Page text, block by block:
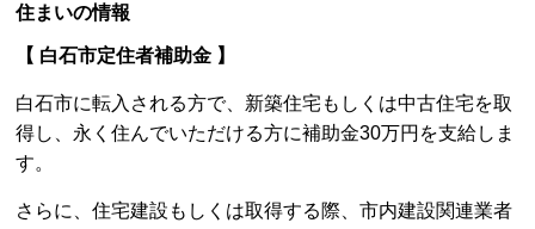
住まいの情報
【 白石市定住者補助金 】
白石市に転入される方で、新築住宅もしくは中古住宅を取
得し、永く住んでいただける方に補助金30万円を支給しま
す。
さらに、住宅建設もしくは取得する際、市内建設関連業者